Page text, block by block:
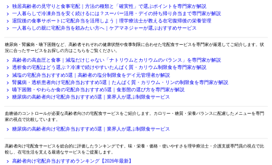
独居高齢者の見守りと食事宅配｜方法の種類と「確実性」で選ぶポイントを専門家が解説
一人暮らしで冷凍弁当を安く続けるには？スーパー活用・デイの持ち帰り弁当まで専門家が解説
退院後の食事サポートに宅配弁当を活用しよう｜理学療法士が教える在宅復帰後の栄養管理
一人暮らしの親に宅配弁当を頼みたい方へ｜ケアマネジャーが選ぶおすすめサービス
糖尿病・腎臓病・嚥下困難など、高齢者それぞれの健康状態や食事制限に合わせた宅配食サービスを専門家が厳選してご紹介します。状
況に合ったサービスをお探しの方はこちらをご覧ください。
高齢者の高血圧と食事｜減塩だけじゃない「ナトリウムとカリウムのバランス」を専門家が解説
透析食の宅配はどう選ぶ？冷凍で続けやすいたんぱく質・カリウム制限食を専門家が解説
減塩の宅配弁当おすすめ5選｜高齢者の塩分制限食をデイ元管理者が解説
腎臓病・透析患者向け宅配弁当おすすめ5選｜たんぱく質・カリウム・リンの制限食を専門家が解説
嚥下困難・やわらか食の宅配弁当おすすめ5選｜食形態の選び方を専門家が解説
糖尿病の高齢者向け宅配弁当おすすめ5選｜業界人が選ぶ制限食サービス
血糖値のコントロールが必要な高齢者向けの宅配食サービスをご紹介します。カロリー・糖質・栄養バランスに配慮したメニューを専門
家の視点で比較しています。
糖尿病の高齢者向け宅配弁当おすすめ5選｜業界人が選ぶ制限食サービス
高齢者向け宅配食サービスを総合的に評価したランキングです。味・栄養・価格・使いやすさを理学療法士・介護支援専門員の視点で比
較し、在宅生活を支える最適なサービスをご提案します。
高齢者向け宅配弁当おすすめランキング【2026年最新】